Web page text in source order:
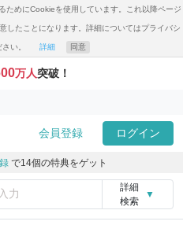
ためにCookieを使用しています。これ以降ページ
したことになります。詳細についてはプライバシ
い。 詳細 同意
万人突破！
会員登録 ログイン
で14個の特典をゲット
詳細
検索
▼